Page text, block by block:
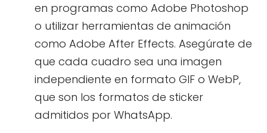
en programas como Adobe Photoshop
o utilizar herramientas de animación
como Adobe After Effects. Asegúrate de
que cada cuadro sea una imagen
independiente en formato GIF o WebP,
que son los formatos de sticker
admitidos por WhatsApp.